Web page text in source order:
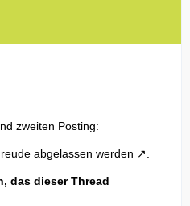
zweiten Posting:
abgelassen werden
das dieser Thread